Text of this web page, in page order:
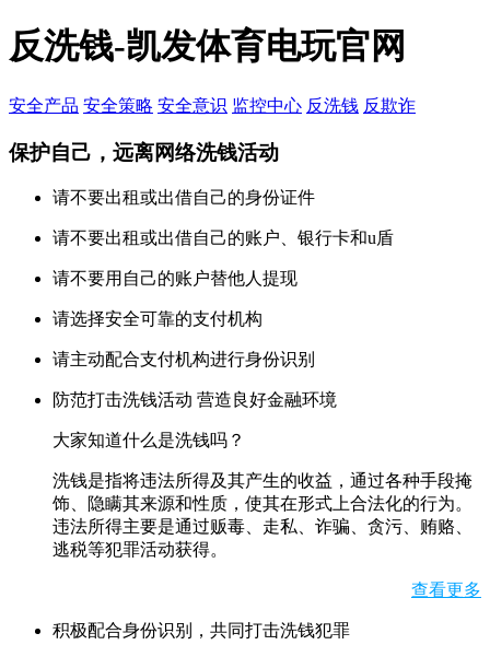
反洗钱-凯发体育电玩官网
安全产品 安全策略 安全意识 监控中心 反洗钱 反欺诈
保护自己，远离网络洗钱活动
请不要出租或出借自己的身份证件
请不要出租或出借自己的账户、银行卡和u盾
请不要用自己的账户替他人提现
请选择安全可靠的支付机构
请主动配合支付机构进行身份识别
防范打击洗钱活动 营造良好金融环境
大家知道什么是洗钱吗？
洗钱是指将违法所得及其产生的收益，通过各种手段掩
饰、隐瞒其来源和性质，使其在形式上合法化的行为。
违法所得主要是通过贩毒、走私、诈骗、贪污、贿赂、
逃税等犯罪活动获得。
查看更多
积极配合身份识别，共同打击洗钱犯罪